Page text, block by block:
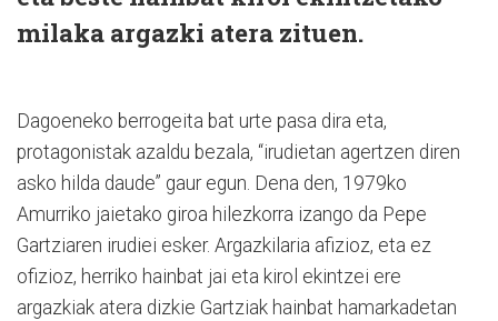
milaka argazki atera zituen.
Dagoeneko berrogeita bat urte pasa dira eta,
protagonistak azaldu bezala, “irudietan agertzen diren
asko hilda daude” gaur egun. Dena den, 1979ko
Amurriko jaietako giroa hilezkorra izango da Pepe
Gartziaren irudiei esker. Argazkilaria afizioz, eta ez
ofizioz, herriko hainbat jai eta kirol ekintzei ere
argazkiak atera dizkie Gartziak hainbat hamarkadetan